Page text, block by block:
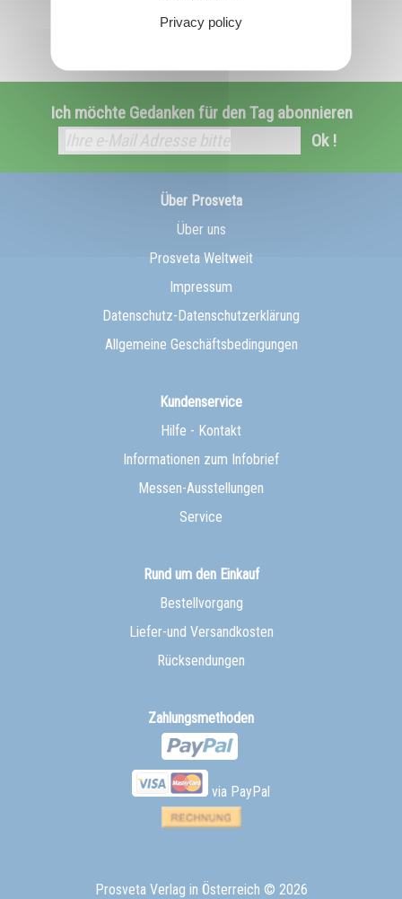
Ich möchte Gedanken für den Tag abonnieren
Ok !
Über Prosveta
Über uns
Prosveta Weltweit
Impressum
Datenschutz-Datenschutzerklärung
Allgemeine Geschäftsbedingungen
Kundenservice
Hilfe - Kontakt
Informationen zum Infobrief
Messen-Ausstellungen
Service
Rund um den Einkauf
Bestellvorgang
Liefer-und Versandkosten
Rücksendungen
Zahlungsmethoden
via PayPal
Prosveta Verlag in Österreich © 2026
Privacy policy